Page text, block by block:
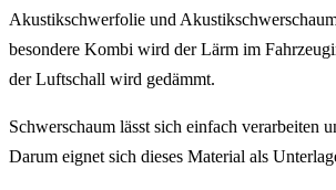
Akustikschwerfolie und
besondere Kombi wird der Lärm im
der Luftschall wird gedämmt.
Schwerschaum lässt sich einfach verarbeiten
Darum eignet sich dieses Material als